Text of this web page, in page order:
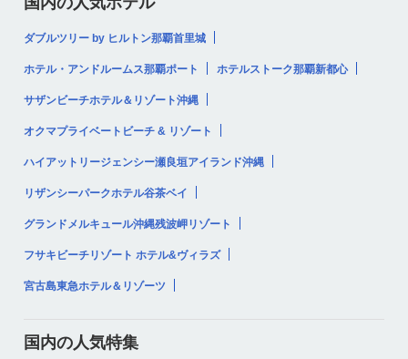
ダブルツリー by ヒルトン那覇首里城
ホテル・アンドルームス那覇ポート ホテルストーク那覇新都心
サザンビーチホテル＆リゾート沖縄
オクマプライベートビーチ & リゾート
ハイアットリージェンシー瀬良垣アイランド沖縄
リザンシーパークホテル谷茶ベイ
グランドメルキュール沖縄残波岬リゾート
フサキビーチリゾート ホテル&ヴィラズ
宮古島東急ホテル＆リゾーツ
国内の人気特集